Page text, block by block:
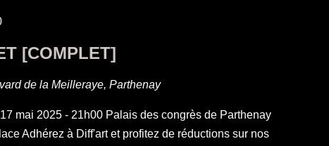
[COMPLET]
de la Meilleraye, Parthenay
mai 2025 - 21h00 Palais des congrès de Parthenay
Adhérez à Diff'art et profitez de réductions sur nos